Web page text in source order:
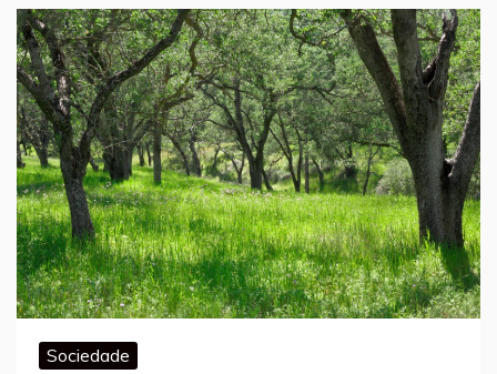
Sociedade